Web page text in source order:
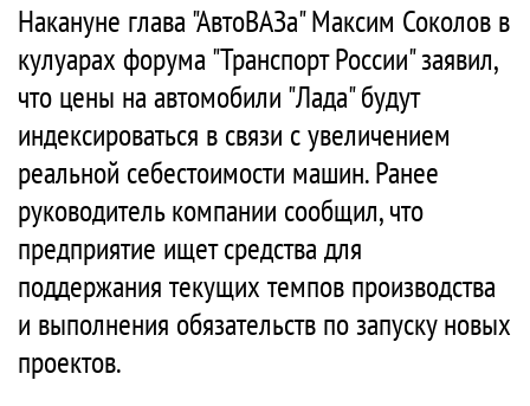
Накануне глава "АвтоВАЗа" Максим Соколов в
кулуарах форума "Транспорт России" заявил,
что цены на автомобили "Лада" будут
индексироваться в связи с увеличением
реальной себестоимости машин. Ранее
руководитель компании сообщил, что
предприятие ищет средства для
поддержания текущих темпов производства
и выполнения обязательств по запуску новых
проектов.